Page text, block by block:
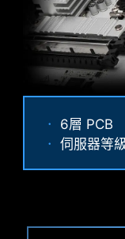
6層 PCB
伺服器等
Mode、
Efficiency
擇，能快速
防
加上額外一層海
電和系統的電